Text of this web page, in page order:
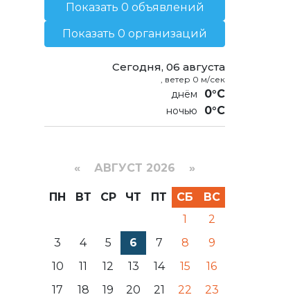
Показать 0 объявлений
Показать 0 организаций
Сегодня, 06 августа
, ветер 0 м/сек
0°C
0°C
« АВГУСТ 2026 »
ПН ВТ СР ЧТ ПТ СБ
ВС
1
2
3
4 5 6 7 8
9
10
11 12 13 14 15
16
17
18 19 20 21 22
23